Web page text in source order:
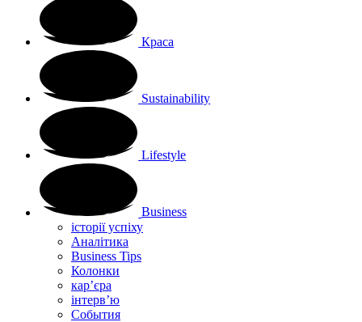
Краса
Sustainability
Lifestyle
Business
історії успіху
Аналітика
Business Tips
Колонки
кар’єра
інтерв’ю
Cобытия